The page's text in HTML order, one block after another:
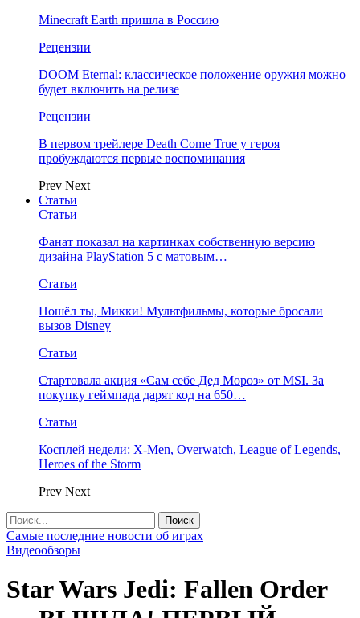
Minecraft Earth пришла в Россию
Рецензии
DOOM Eternal: классическое положение оружия можно
будет включить на релизе
Рецензии
В первом трейлере Death Come True у героя
пробуждаются первые воспоминания
Prev Next
Статьи
Статьи
Фанат показал на картинках собственную версию
дизайна PlayStation 5 с матовым…
Статьи
Пошёл ты, Микки! Мультфильмы, которые бросали
вызов Disney
Статьи
Стартовала акция «Сам себе Дед Мороз» от MSI. За
покупку геймпада дарят код на 650…
Статьи
Косплей недели: X-Men, Overwatch, League of Legends,
Heroes of the Storm
Prev Next
Самые последние новости об играх
Видеообзоры
Star Wars Jedi: Fallen Order